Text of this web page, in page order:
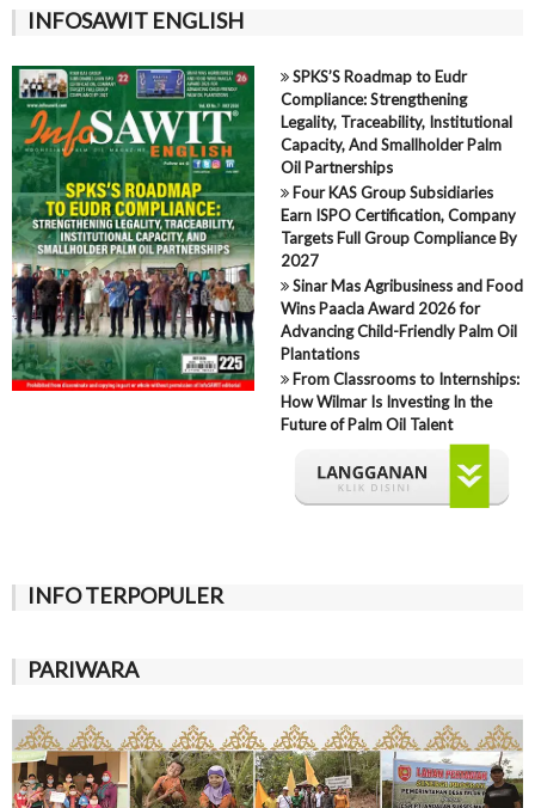
INFOSAWIT ENGLISH
SPKS’S Roadmap to Eudr
Compliance: Strengthening
Legality, Traceability, Institutional
Capacity, And Smallholder Palm
Oil Partnerships
Four KAS Group Subsidiaries
Earn ISPO Certification, Company
Targets Full Group Compliance By
2027
Sinar Mas Agribusiness and Food
Wins Paacla Award 2026 for
Advancing Child-Friendly Palm Oil
Plantations
From Classrooms to Internships:
How Wilmar Is Investing In the
Future of Palm Oil Talent
INFO TERPOPULER
PARIWARA